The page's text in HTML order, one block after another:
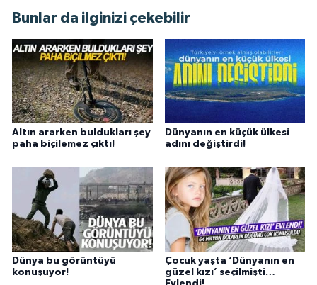
Bunlar da ilginizi çekebilir
Altın ararken buldukları şey
paha biçilemez çıktı!
Dünyanın en küçük ülkesi
adını değiştirdi!
Dünya bu görüntüyü
konuşuyor!
Çocuk yaşta ‘Dünyanın en
güzel kızı’ seçilmişti…